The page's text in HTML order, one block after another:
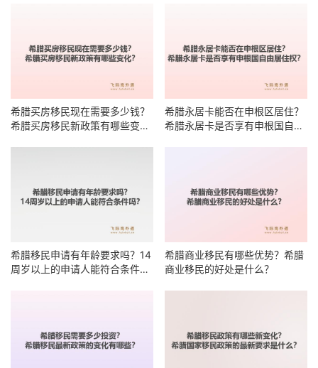
希腊买房移民现在需要多少钱？
希腊买房移民新政策有哪些变
希腊永居卡能否在申根区居住？
希腊永居卡是否享有申根国自由
希腊移民申请有年龄要求吗？14
周岁以上的申请人能符合条件
希腊商业移民有哪些优势？希腊
商业移民的好处是什么？